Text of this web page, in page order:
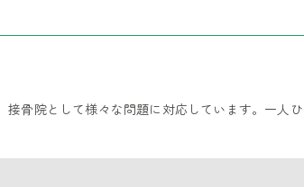
骨院として様々な問題に対応しています。一人